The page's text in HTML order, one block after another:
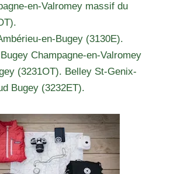
en-Valromey massif du
en-Bugey (3130E).
Champagne-en-Valromey
(3231OT). Belley St-Genix-
Bugey (3232ET).